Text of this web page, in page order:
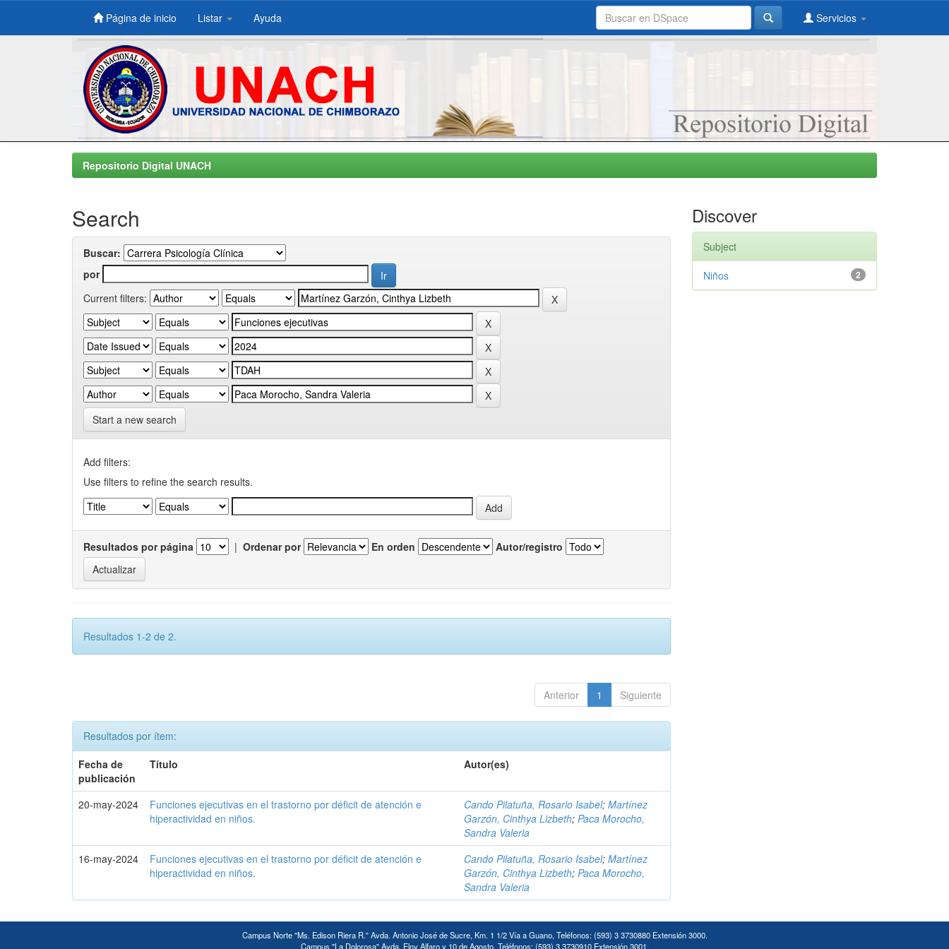
Skip
Página de inicio Listar Ayuda Servicios
Repositorio Digital UNACH
Search
Buscar:
por
Current filters:
Start a new search
Add filters:
Use filters to refine the search results.
Resultados por página | Ordenar por En orden Autor/registro
Resultados 1-2 de 2.
Anterior 1 Siguiente
Resultados por ítem:
Fecha de
publicación
Título Autor(es)
20-may-2024
Funciones ejecutivas en el trastorno por déficit de atención e
hiperactividad en niños.
Cando Pilatuña, Rosario Isabel;Martínez
Garzón, Cinthya Lizbeth;Paca Morocho,
Sandra Valeria
16-may-2024
Funciones ejecutivas en el trastorno por déficit de atención e
hiperactividad en niños.
Cando Pilatuña, Rosario Isabel;Martínez
Garzón, Cinthya Lizbeth;Paca Morocho,
Sandra Valeria
Discover
Subject
2
Niños
Campus Norte "Ms. Edison Riera R." Avda. Antonio José de Sucre, Km. 1 1/2 Vía a Guano, Teléfonos: (593) 3 3730880 Extensión 3000.
Campus "La Dolorosa" Avda. Eloy Alfaro y 10 de Agosto. Teléfonos: (593) 3 3730910 Extensión 3001.